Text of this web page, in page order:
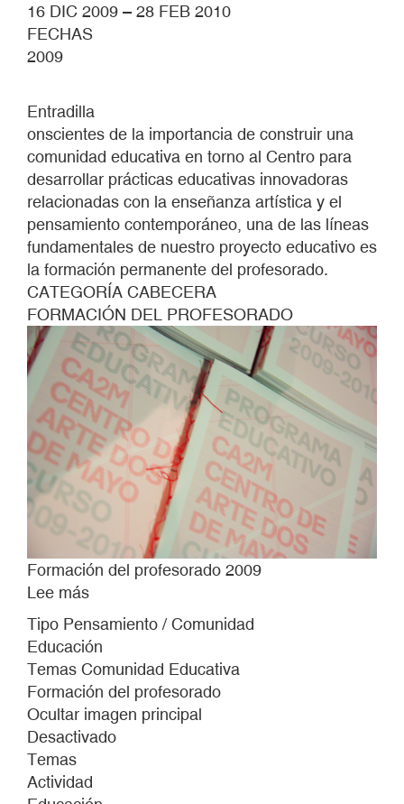
16 DIC 2009 – 28 FEB 2010
FECHAS
2009
Entradilla
onscientes de la importancia de construir una
comunidad educativa en torno al Centro para
desarrollar prácticas educativas innovadoras
relacionadas con la enseñanza artística y el
pensamiento contemporáneo, una de las líneas
fundamentales de nuestro proyecto educativo es
la formación permanente del profesorado.
CATEGORÍA CABECERA
FORMACIÓN DEL PROFESORADO
Formación del profesorado 2009
Lee más
Formación
del
profesorado
2009
Tipo Pensamiento / Comunidad
Educación
Temas Comunidad Educativa
Formación del profesorado
Ocultar imagen principal
Desactivado
Temas
Actividad